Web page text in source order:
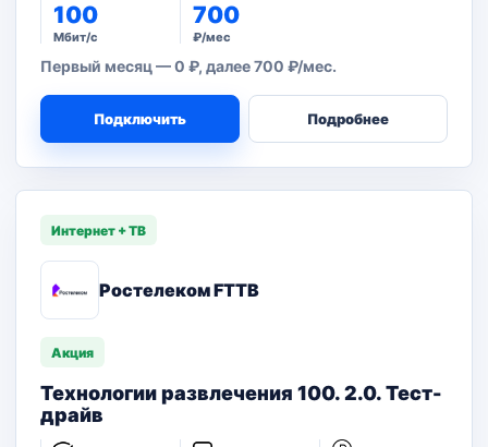
100
Мбит/с
700
₽/мес
Первый месяц — 0 ₽, далее 700 ₽/мес.
Подключить Подробнее
Интернет + ТВ
Ростелеком FTTB
Акция
Технологии развлечения 100. 2.0. Тест-
драйв